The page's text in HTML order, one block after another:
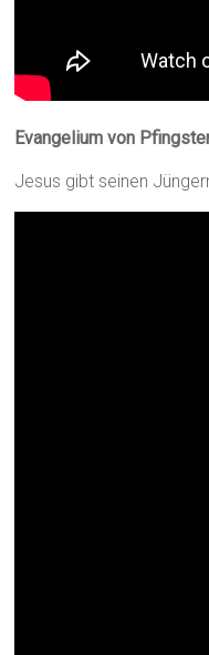
Evangelium von
Jesus gibt seinen